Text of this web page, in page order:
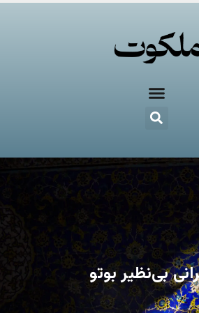
بی‌نظیر بوتو